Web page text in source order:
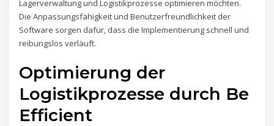
Lagerverwaltung und Logistikprozesse optimieren möchten.
Die Anpassungsfähigkeit und Benutzerfreundlichkeit der
Software sorgen dafür, dass die Implementierung schnell und
reibungslos verläuft.
Optimierung der
Logistikprozesse durch Be
Efficient